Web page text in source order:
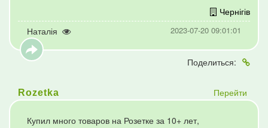
Чернігів
Наталія
2023-07-20 09:01:01
Поделиться:
Rozetka Перейти
Купил много товаров на Розетке за 10+ лет,